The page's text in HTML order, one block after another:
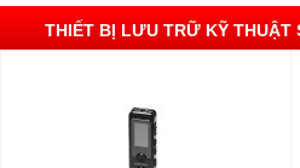
THIẾT BỊ LƯU TRỮ KỸ THUẬT